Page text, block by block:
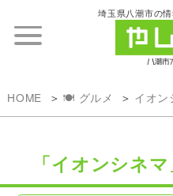
埼玉県八潮市の
HOME 🍽️ グルメ イオン
「イオンシネ